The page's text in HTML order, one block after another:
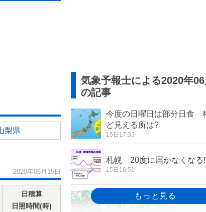
梨県
2020年06月15日
日積算
日照時間(時)
気象予報士による2020年06
の記事
今度の日曜日は部分日食
ど見える所は?
15日17:33
札幌 20度に届かなくなる
15日16:51
あすも関東は気温上昇 午
や激しい雨に注意